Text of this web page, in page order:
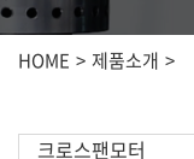
HOME 제품소개